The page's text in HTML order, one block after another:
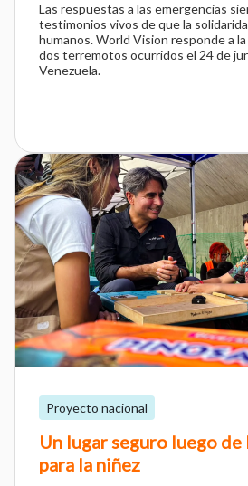
Las respuestas a las emergencias
testimonios vivos de que la
humanos. World Vision responde a
dos terremotos ocurridos el 24 de
Venezuela.
Proyecto nacional
Un lugar seguro luego de
para la niñez